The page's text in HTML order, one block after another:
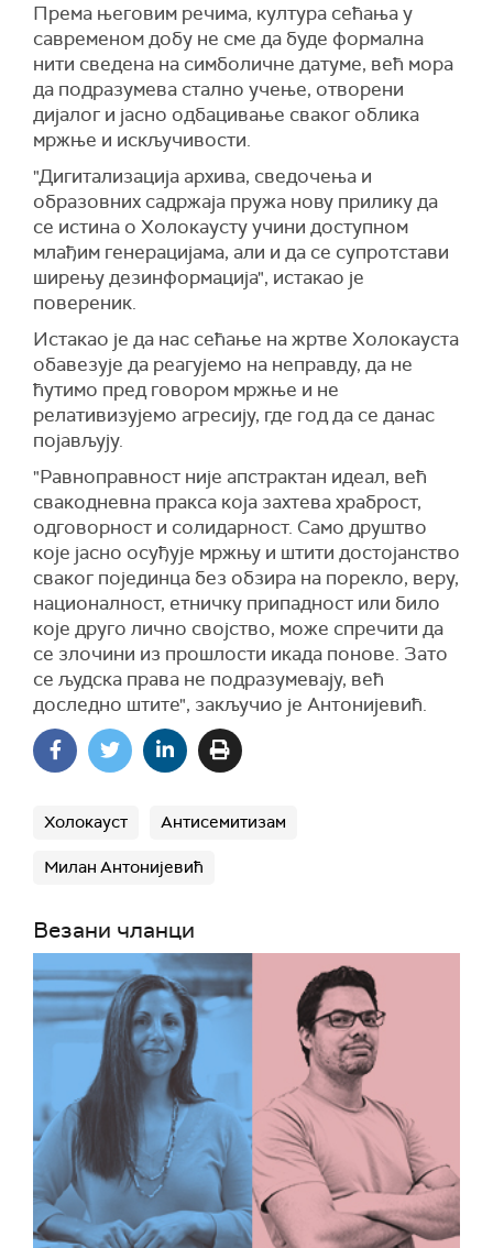
Према његовим речима, култура сећања у
савременом добу не сме да буде формална
нити сведена на симболичне датуме, већ мора
да подразумева стално учење, отворени
дијалог и јасно одбацивање сваког облика
мржње и искључивости.
"Дигитализација архива, сведочења и
образовних садржаја пружа нову прилику да
се истина о Холокаусту учини доступном
млађим генерацијама, али и да се супротстави
ширењу дезинформација", истакао је
повереник.
Истакао је да нас сећање на жртве Холокауста
обавезује да реагујемо на неправду, да не
ћутимо пред говором мржње и не
релативизујемо агресију, где год да се данас
појављују.
"Равноправност није апстрактан идеал, већ
свакодневна пракса која захтева храброст,
одговорност и солидарност. Само друштво
које јасно осуђује мржњу и штити достојанство
сваког појединца без обзира на порекло, веру,
националност, етничку припадност или било
које друго лично својство, може спречити да
се злочини из прошлости икада понове. Зато
се људска права не подразумевају, већ
доследно штите", закључио је Антонијевић.
Холокауст Антисемитизам
Милан Антонијевић
Везани чланци